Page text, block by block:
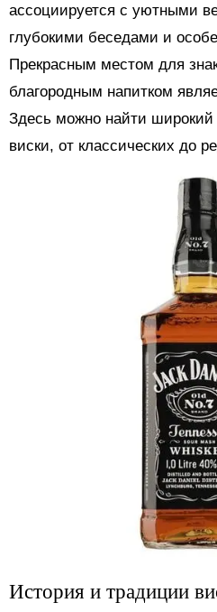
ассоциируется с уютными
глубокими беседами и
Прекрасным местом для
благородным напитком
Здесь можно найти широкий
виски, от классических до
История и традиции